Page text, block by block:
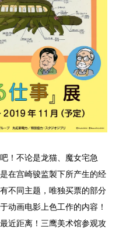
！不论是龙猫、魔女宅急
在宫崎骏监製下所产生的经
不同主题，唯独买票的部分
动画电影上色工作的内容！
近距离！三鹰美术馆参观攻